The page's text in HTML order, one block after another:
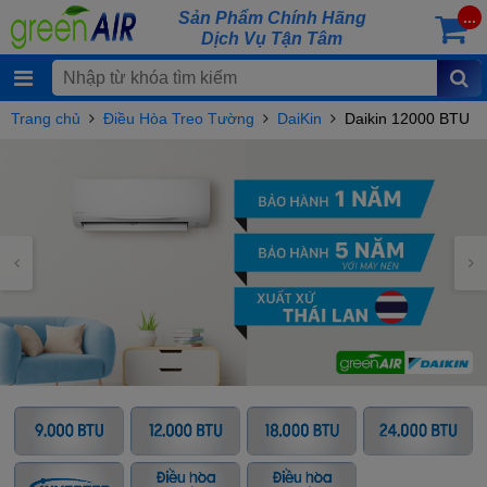
Sản Phẩm Chính Hãng
Dịch Vụ Tận Tâm
...
Trang chủ Điều Hòa Treo Tường DaiKin Daikin 12000 BTU